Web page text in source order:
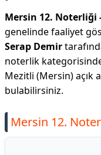
Mersin 12. Noterliği
genelinde faaliyet
Serap Demir
noterlik
Mezitli (Mersin) açık
bulabilirsiniz.
Mersin 12.